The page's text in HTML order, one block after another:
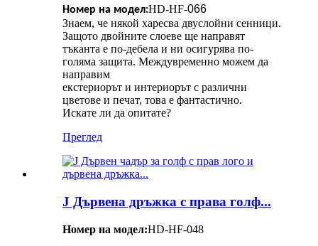
Номер на модел:HD-HF-066
Знаем, че някой харесва двуслойни сенници.
Защото двойните слоеве ще направят
тъканта е по-дебела и ни осигурява по-
голяма защита. Междувременно можем да
направим
екстериорът и интериорът с различни
цветове и печат, това е фантастично.
Искате ли да опитате?
Преглед
J Дървена дръжка с права голф...
Номер на модел:HD-HF-048